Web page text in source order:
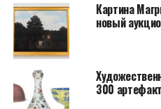
«Мне
годы,
поняла,
Картина
новый
300